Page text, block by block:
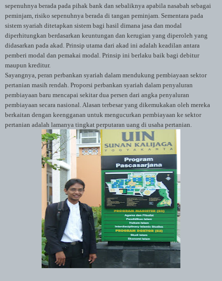
sepenuhnya berada pada pihak bank dan sebaliknya apabila nasabah sebagai
peminjam, risiko sepenuhnya berada di tangan peminjam. Sementara pada
sistem syariah ditetapkan sistem bagi hasil dimana jasa dan modal
diperhitungkan berdasarkan keuntungan dan kerugian yang diperoleh yang
didasarkan pada akad. Prinsip utama dari akad ini adalah keadilan antara
pemberi modal dan pemakai modal. Prinsip ini berlaku baik bagi debitur
maupun kreditur.
Sayangnya, peran perbankan syariah dalam mendukung pembiayaan sektor
pertanian masih rendah. Proporsi perbankan syariah dalam penyaluran
pembiayaan baru mencapai sekitar dua persen dari angka penyaluran
pembiayaan secara nasional. Alasan terbesar yang dikemukakan oleh mereka
berkaitan dengan keengganan untuk mengucurkan pembiayaan ke sektor
pertanian adalah lamanya tingkat perputaran uang di usaha pertanian.